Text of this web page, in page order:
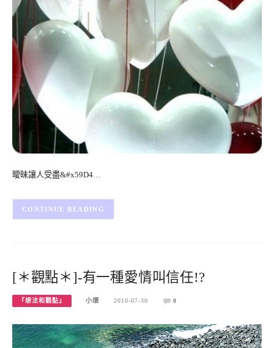
曖昧讓人受盡&#x59D4…
CONTINUE READING
[＊觀點＊]-有一種愛情叫信任!?
『想法和觀點』 小環 2010-07-30 0